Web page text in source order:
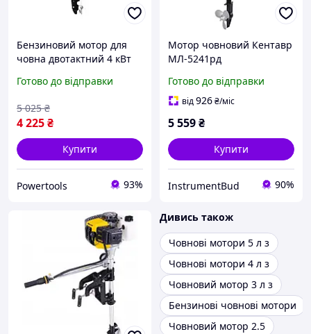
Бензиновий мотор для
човна двотактний 4 кВт
човновий двигун
Готово до відправки
4 225₴
5 025 ₴
Купити
Powertools 93%
Мотор човновий Кентавр
МЛ-5241рд
для човна, підвісний
мотор, бензиновий
Готово до відправки
від926₴/міс
5 559₴
Купити
InstrumentBud 90%
Дивись також
Човнові мотори 5 л з
Човнові мотори 4 л з
Човновий мотор 3 л з
Бензинові човнові мотори
Човновий мотор 2.5